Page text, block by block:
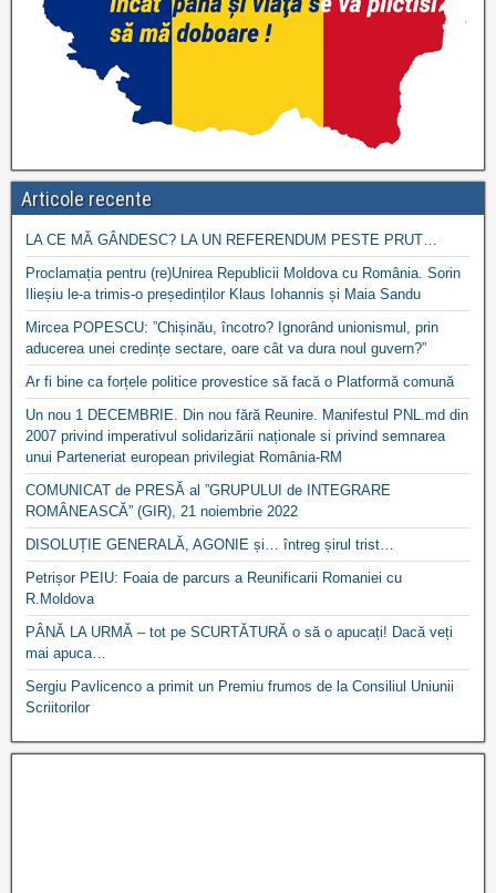
Articole recente
LA CE MĂ GÂNDESC? LA UN REFERENDUM PESTE PRUT…
Proclamația pentru (re)Unirea Republicii Moldova cu România. Sorin
Ilieșiu le-a trimis-o președinților Klaus Iohannis și Maia Sandu
Mircea POPESCU: ”Chișinău, încotro? Ignorând unionismul, prin
aducerea unei credințe sectare, oare cât va dura noul guvern?”
Ar fi bine ca forțele politice provestice să facă o Platformă comună
Un nou 1 DECEMBRIE. Din nou fără Reunire. Manifestul PNL.md din
2007 privind imperativul solidarizării naționale si privind semnarea
unui Parteneriat european privilegiat România-RM
COMUNICAT de PRESĂ al ”GRUPULUI de INTEGRARE
ROMÂNEASCĂ” (GIR), 21 noiembrie 2022
DISOLUȚIE GENERALĂ, AGONIE și… întreg șirul trist…
Petrișor PEIU: Foaia de parcurs a Reunificarii Romaniei cu
R.Moldova
PÂNĂ LA URMĂ – tot pe SCURTĂTURĂ o să o apucați! Dacă veți
mai apuca…
Sergiu Pavlicenco a primit un Premiu frumos de la Consiliul Uniunii
Scriitorilor